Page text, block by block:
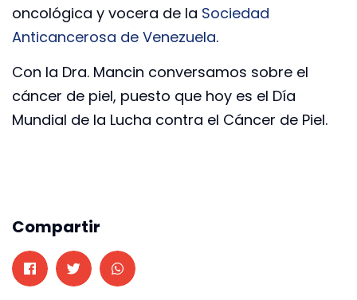
oncológica y vocera de la Sociedad
Anticancerosa de Venezuela.
Con la Dra. Mancin conversamos sobre el
cáncer de piel, puesto que hoy es el Día
Mundial de la Lucha contra el Cáncer de Piel.
Compartir